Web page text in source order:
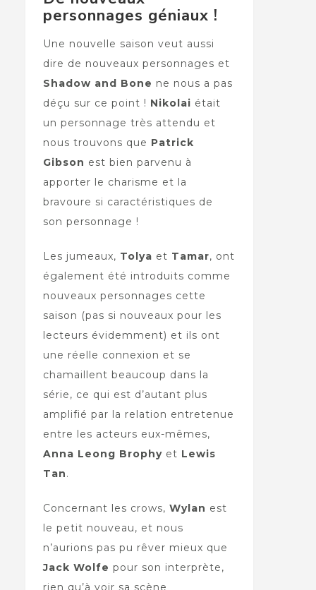
personnages géniaux !
Une nouvelle saison veut aussi
dire de nouveaux personnages et
Shadow and Bone ne nous a pas
déçu sur ce point ! Nikolai était
un personnage très attendu et
nous trouvons que Patrick
Gibson est bien parvenu à
apporter le charisme et la
bravoure si caractéristiques de
son personnage !
Les jumeaux, Tolya et Tamar, ont
également été introduits comme
nouveaux personnages cette
saison (pas si nouveaux pour les
lecteurs évidemment) et ils ont
une réelle connexion et se
chamaillent beaucoup dans la
série, ce qui est d’autant plus
amplifié par la relation entretenue
entre les acteurs eux-mêmes,
Anna Leong Brophy et Lewis
Tan.
Concernant les crows, Wylan est
le petit nouveau, et nous
n’aurions pas pu rêver mieux que
Jack Wolfe pour son interprète,
rien qu’à voir sa scène